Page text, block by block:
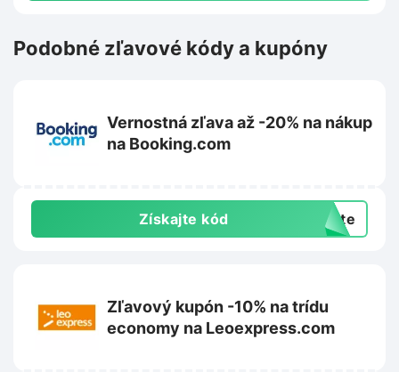
Podobné zľavové kódy a kupóny
Vernostná zľava až -20% na nákup
na Booking.com
Získajte kód exte
Zľavový kupón -10% na trídu
economy na Leoexpress.com